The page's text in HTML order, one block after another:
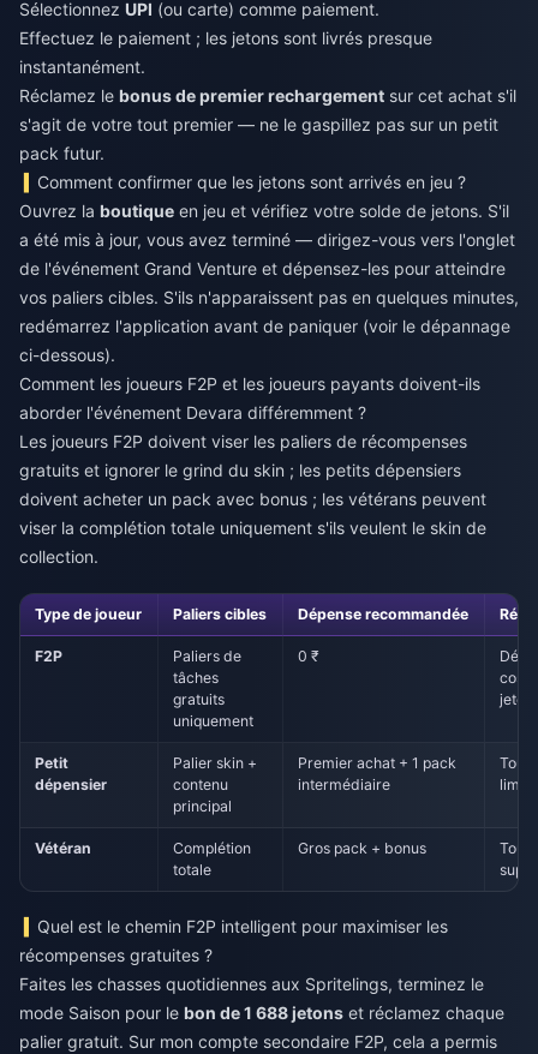
Sélectionnez UPI (ou carte) comme paiement.
Effectuez le paiement ; les jetons sont livrés presque
instantanément.
Réclamez le bonus de premier rechargement sur cet achat s'il
s'agit de votre tout premier — ne le gaspillez pas sur un petit
pack futur.
Comment confirmer que les jetons sont arrivés en jeu ?
Ouvrez la boutique en jeu et vérifiez votre solde de jetons. S'il
a été mis à jour, vous avez terminé — dirigez-vous vers l'onglet
de l'événement Grand Venture et dépensez-les pour atteindre
vos paliers cibles. S'ils n'apparaissent pas en quelques minutes,
redémarrez l'application avant de paniquer (voir le dépannage
ci-dessous).
Comment les joueurs F2P et les joueurs payants doivent-ils
aborder l'événement Devara différemment ?
Les joueurs F2P doivent viser les paliers de récompenses
gratuits et ignorer le grind du skin ; les petits dépensiers
doivent acheter un pack avec bonus ; les vétérans peuvent
viser la complétion totale uniquement s'ils veulent le skin de
collection.
Type de joueur Paliers cibles Dépense recommandée
F2P
Paliers de
tâches
gratuits
uniquement
0 ₹
Petit
dépensier
Palier skin +
contenu
principal
Premier achat + 1 pack
intermédiaire
Tout
Vétéran
Complétion
totale
Gros pack + bonus
Tout,
Quel est le chemin F2P intelligent pour maximiser les
récompenses gratuites ?
Faites les chasses quotidiennes aux Spritelings, terminez le
mode Saison pour le bon de 1 688 jetons et réclamez chaque
palier gratuit. Sur mon compte secondaire F2P, cela a permis